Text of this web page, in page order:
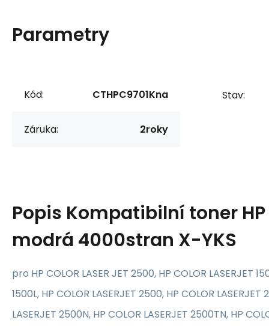
Parametry
Kód: CTHPC9701Kna
Záruka: 2roky
Stav:
Popis Kompatibilní toner HP
modrá 4000stran X-YKS
pro HP COLOR LASER JET 2500, HP COLOR LASERJET
1500L, HP COLOR LASERJET 2500, HP COLOR LASERJET
LASERJET 2500N, HP COLOR LASERJET 2500TN, HP